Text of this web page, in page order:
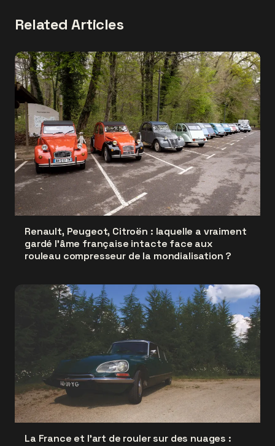
Related Articles
Renault, Peugeot, Citroën : laquelle a vraiment
gardé l'âme française intacte face aux
rouleau compresseur de la mondialisation ?
La France et l'art de rouler sur des nuages :